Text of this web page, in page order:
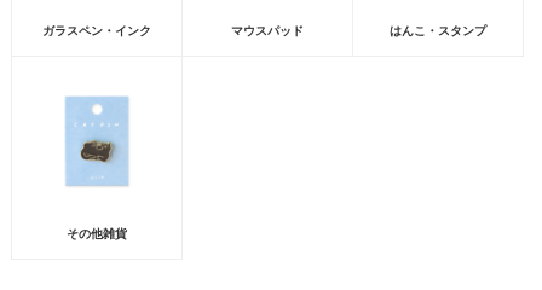
ガラスペン・インク マウスパッド はんこ・スタンプ
その他雑貨